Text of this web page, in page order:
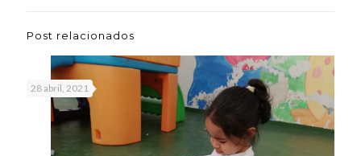
Post relacionados
28 abril, 2021